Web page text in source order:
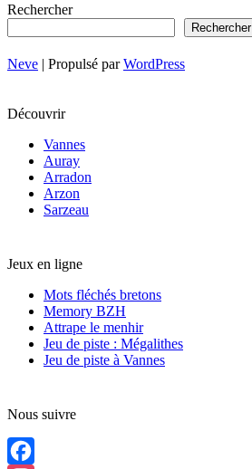
emblématique
de
Belle-
Rechercher
Rechercher
Neve | Propulsé parWordPress
Découvrir
Vannes
Auray
Arradon
Arzon
Sarzeau
Jeux en ligne
Mots fléchés bretons
Memory BZH
Attrape le menhir
Jeu de piste : Mégalithes
Jeu de piste à Vannes
Nous suivre